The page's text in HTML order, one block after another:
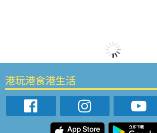
港玩港食港生活